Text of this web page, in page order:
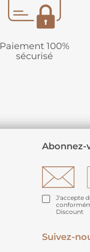
Paiement 100%
sécurisé
Abonnez-
J'accepte
Discount
Suivez-